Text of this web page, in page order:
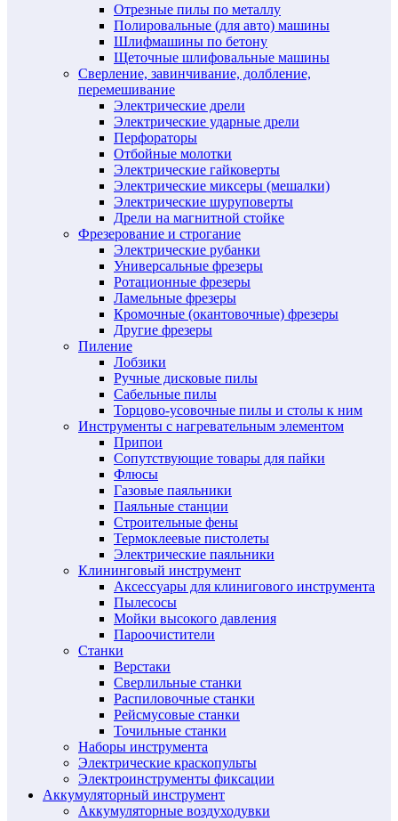
Отрезные пилы по металлу
Полировальные (для авто) машины
Шлифмашины по бетону
Щеточные шлифовальные машины
Сверление, завинчивание, долбление,
перемешивание
Электрические дрели
Электрические ударные дрели
Перфораторы
Отбойные молотки
Электрические гайковерты
Электрические миксеры (мешалки)
Электрические шуруповерты
Дрели на магнитной стойке
Фрезерование и строгание
Электрические рубанки
Универсальные фрезеры
Ротационные фрезеры
Ламельные фрезеры
Кромочные (окантовочные) фрезеры
Другие фрезеры
Пиление
Лобзики
Ручные дисковые пилы
Сабельные пилы
Торцово-усовочные пилы и столы к ним
Инструменты с нагревательным элементом
Припои
Сопутствующие товары для пайки
Флюсы
Газовые паяльники
Паяльные станции
Строительные фены
Термоклеевые пистолеты
Электрические паяльники
Клининговый инструмент
Аксессуары для клинигового инструмента
Пылесосы
Мойки высокого давления
Пароочистители
Станки
Верстаки
Сверлильные станки
Распиловочные станки
Рейсмусовые станки
Точильные станки
Наборы инструмента
Электрические краскопульты
Электроинструменты фиксации
Аккумуляторный инструмент
Аккумуляторные воздуходувки